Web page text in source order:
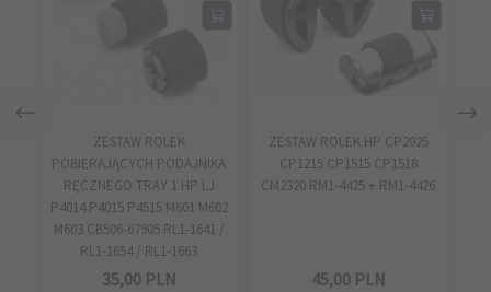
ZESTAW ROLEK
POBIERAJĄCYCH PODAJNIKA
RĘCZNEGO TRAY 1 HP LJ
P4014 P4015 P4515 M601 M602
M603 CB506-67905 RL1-1641 /
RL1-1654 / RL1-1663
35,00 PLN
ZESTAW ROLEK HP CP2025
CP1215 CP1515 CP1518
CM2320 RM1-4425 + RM1-4426
45,00 PLN